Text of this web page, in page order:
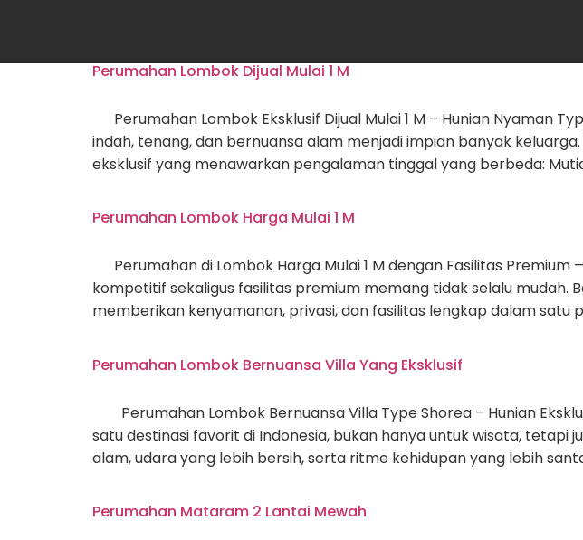
Perumahan Lombok Dijual Mulai 1 M
Perumahan Lombok Eksklusif Dijual Mulai 1 M – Hunian Nyaman
indah, tenang, dan bernuansa alam menjadi impian banyak
eksklusif yang menawarkan pengalaman tinggal yang berbeda:
Perumahan Lombok Harga Mulai 1 M
Perumahan di Lombok Harga Mulai 1 M dengan Fasilitas
kompetitif sekaligus fasilitas premium memang tidak selalu
memberikan kenyamanan, privasi, dan fasilitas lengkap dalam satu
Perumahan Lombok Bernuansa Villa Yang Eksklusif
Perumahan Lombok Bernuansa Villa Type Shorea – Hunian
satu destinasi favorit di Indonesia, bukan hanya untuk wisata,
alam, udara yang lebih bersih, serta ritme kehidupan yang lebih
Perumahan Mataram 2 Lantai Mewah